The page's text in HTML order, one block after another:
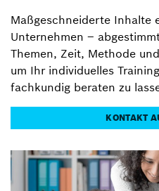
Maßgeschneiderte Inhalte
Unternehmen –
Themen, Zeit, Methode
um Ihr individuelles
fachkundig beraten zu
KONTAKT